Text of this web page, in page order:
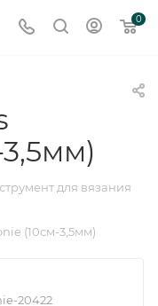
0
для вязания
(10см-3,5мм)
20422